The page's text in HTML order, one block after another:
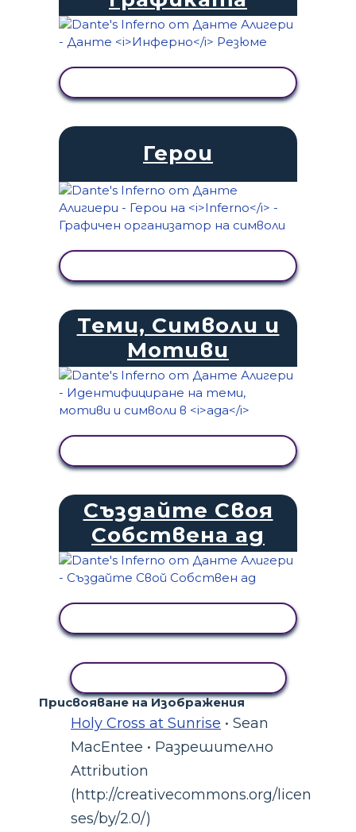
Герои
Теми, Символи и
Мотиви
Създайте Своя
Собствена ад
Присвояване на Изображения
Holy Cross at Sunrise • Sean
MacEntee • Разрешително
Attribution
(http://creativecommons.org/licen
ses/by/2.0/)